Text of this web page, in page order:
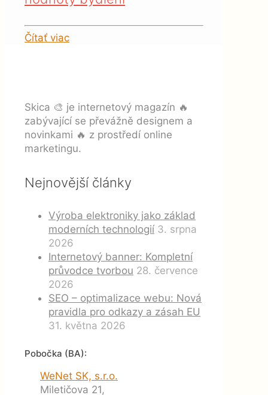
Čítať viac
Skica 🎨 je internetový magazín 🔥
zabývající se převážně designem a
novinkami 🔥 z prostředí online
marketingu.
Nejnovější články
Výroba elektroniky jako základ
moderních technologií 3. srpna
2026
Internetový banner: Kompletní
průvodce tvorbou 28. července
2026
SEO – optimalizace webu: Nová
pravidla pro odkazy a zásah EU
31. května 2026
Pobočka (BA):
WeNet SK, s.r.o.
Miletičova 21,